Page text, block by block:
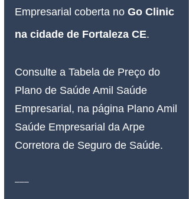
Empresarial coberta no Go Clinic
na cidade de Fortaleza CE.
Consulte a Tabela de Preço do
Plano de Saúde Amil Saúde
Empresarial, na página Plano Amil
Saúde Empresarial da Arpe
Corretora de Seguro de Saúde.
___